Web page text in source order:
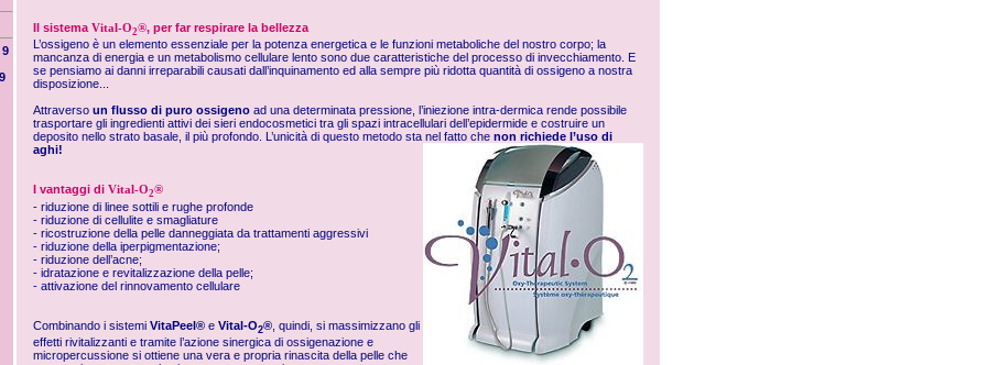
9
Il sistema Vital-O2®, per far respirare la bellezza
L’ossigeno è un elemento essenziale per la potenza energetica e le funzioni metaboliche del nostro corpo; la
mancanza di energia e un metabolismo cellulare lento sono due caratteristiche del processo di invecchiamento. E
se pensiamo ai danni irreparabili causati dall’inquinamento ed alla sempre più ridotta quantità di ossigeno a nostra
disposizione...
Attraverso un flusso di puro ossigeno ad una determinata pressione, l’iniezione intra-dermica rende possibile
trasportare gli ingredienti attivi dei sieri endocosmetici tra gli spazi intracellulari dell’epidermide e costruire un
deposito nello strato basale, il più profondo. L’unicità di questo metodo sta nel fatto che non richiede l’uso di
aghi!
I vantaggi di Vital-O2®
- riduzione di linee sottili e rughe profonde
- riduzione di cellulite e smagliature
- ricostruzione della pelle danneggiata da trattamenti aggressivi
- riduzione della iperpigmentazione;
- riduzione dell’acne;
- idratazione e revitalizzazione della pelle;
- attivazione del rinnovamento cellulare
Combinando i sistemi VitaPeel® e Vital-O2® , quindi, si massimizzano gli
effetti rivitalizzanti e tramite l’azione sinergica di ossigenazione e
micropercussione si ottiene una vera e propria rinascita della pelle che